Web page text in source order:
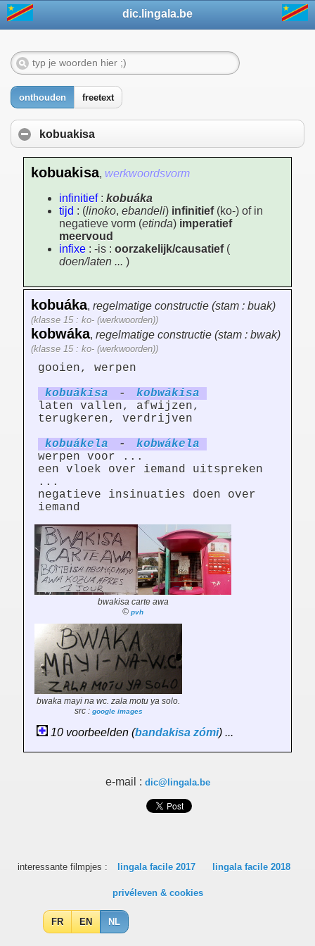
dic.lingala.be
onthouden freetext
kobuakisa
kobuakisa, werkwoordsvorm
infinitief: kobuáka
tijd : (linoko, ebandeli) infinitief(ko-) of in
negatieve vorm (etinda) imperatief
meervoud
infixe : -is : oorzakelijk/causatief(
doen/laten ... )
kobuáka, regelmatige constructie (stam : buak)
(klasse 15 : ko- (werkwoorden))
kobwáka, regelmatige constructie (stam : bwak)
(klasse 15 : ko- (werkwoorden))
gooien, werpen
kobuákisa - kobwákisa
laten vallen, afwijzen,
terugkeren, verdrijven
kobuákela - kobwákela
werpen voor ...
een vloek over iemand uitspreken
...
negatieve insinuaties doen over
iemand
bwakisa carte awa
© pvh
bwaka mayi na wc. zala motu ya solo.
src : google images
10 voorbeelden (bandakisa zómi) ...
e-mail : dic@lingala.be
interessante filmpjes : lingala facile 2017 lingala facile 2018
privéleven & cookies
FR EN NL